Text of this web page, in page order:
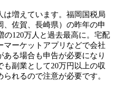
増えています。福岡国税局
、佐賀、長崎県）の昨年の申
の120万人と過去最高に。宅配
マーケットアプリなどで会社
ある場合も申告が必要になり
も副業として20万円以上の収
れるので注意が必要です。